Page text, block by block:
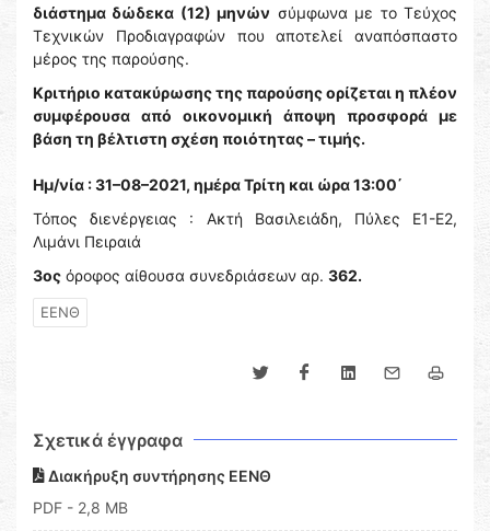
διάστημα δώδεκα (12) μηνών σύμφωνα με το Τεύχος
Τεχνικών Προδιαγραφών που αποτελεί αναπόσπαστο
μέρος της παρούσης.
Kριτήριο κατακύρωσης της παρούσης ορίζεται η πλέον
συμφέρουσα από οικονομική άποψη προσφορά με
βάση τη βέλτιστη σχέση ποιότητας – τιμής.
Ημ/νία : 31–08–2021, ημέρα Τρίτη και ώρα 13:00΄
Τόπος διενέργειας : Ακτή Βασιλειάδη, Πύλες Ε1-Ε2,
Λιμάνι Πειραιά
3ος όροφος αίθουσα συνεδριάσεων αρ. 362.
ΕΕΝΘ
Σχετικά έγγραφα
Διακήρυξη συντήρησης ΕΕΝΘ
PDF - 2,8 MB